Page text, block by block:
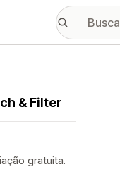
& Filter
gratuita.